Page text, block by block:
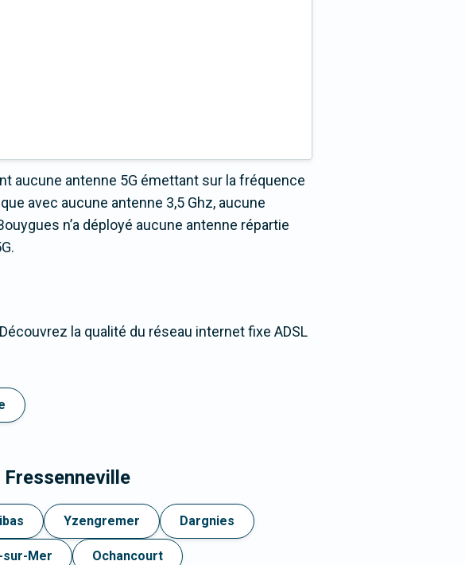
aucune antenne 5G émettant sur la fréquence
avec aucune antenne 3,5 Ghz, aucune
n’a déployé aucune antenne répartie
la qualité du réseau internet fixe ADSL
Yzengremer Dargnies
sur-Mer Ochancourt